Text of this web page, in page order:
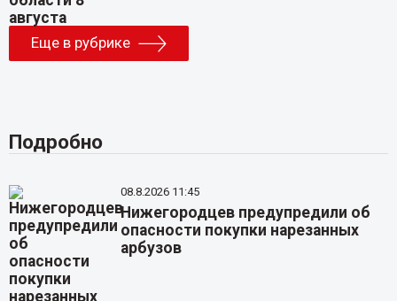
Еще в рубрике
Подробно
08.8.2026 11:45
Нижегородцев предупредили об
опасности покупки нарезанных
арбузов